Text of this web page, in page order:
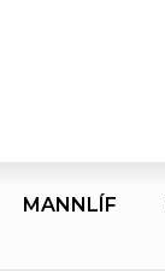
MANNLÍF